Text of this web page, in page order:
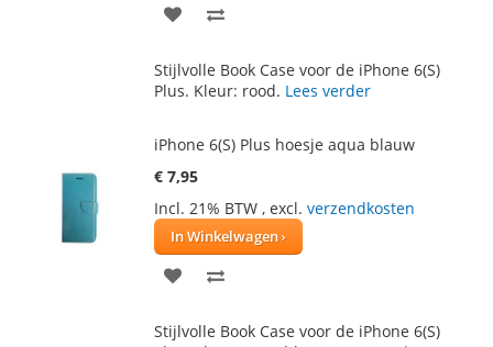
VOEG
AAN TE
Stijlvolle Book Case voor de iPhone 6(S)
Plus. Kleur: rood. Lees verder
iPhone 6(S) Plus hoesje aqua blauw
€ 7,95
Incl. 21% BTW , excl. verzendkosten
In Winkelwagen
VOEG
Stijlvolle Book Case voor de iPhone 6(S)